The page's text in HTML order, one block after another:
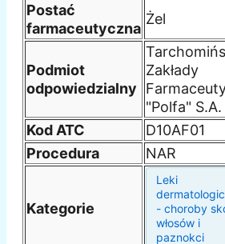
Postać
farmaceutyczna
Żel
Podmiot
odpowiedzialny
Zakłady
"Polfa" S.A.
Kod ATC
D10AF01
Procedura
NAR
Kategorie
Leki
- choroby
włosów i
paznokci